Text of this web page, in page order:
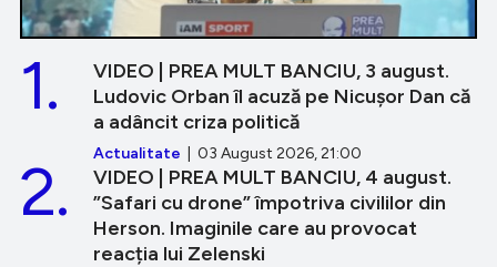
VIDEO | PREA MULT BANCIU, 3 august.
Ludovic Orban îl acuză pe Nicușor Dan că
a adâncit criza politică
Actualitate | 03 August 2026, 21:00
1.
VIDEO | PREA MULT BANCIU, 4 august.
”Safari cu drone” împotriva civililor din
Herson. Imaginile care au provocat
reacția lui Zelenski
2.